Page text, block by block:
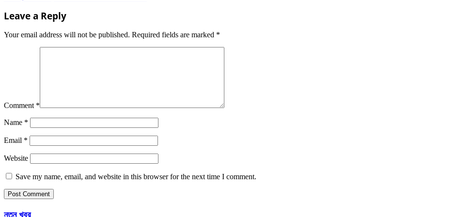
Leave a Reply
Your email address will not be published. Required fields are marked *
Comment *
Name *
Email *
Website
Save my name, email, and website in this browser for the next time I comment.
নতুন খবর